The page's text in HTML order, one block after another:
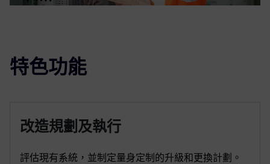
特色功能
改造規劃及執行
評估現有系統，並制定量身定制的升級和更換計劃。